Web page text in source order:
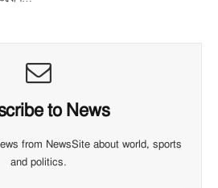
to News
from NewsSite about world, sports
and politics.